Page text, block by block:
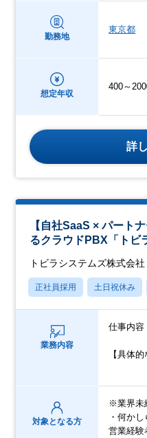
勤務地
東京都
想定年収
400～
詳
【自社SaaS × パート
るクラウドPBX「トビ
トビラシステムズ株式会社
正社員採用 土日祝休み
業務内容
仕事内容
【具体
対象となる方
※業界未
・何か
営業経験